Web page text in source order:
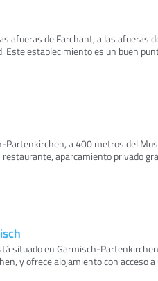
afueras de Farchant, a las afueras
Este establecimiento es un buen
Partenkirchen, a 400 metros del
aparcamiento privado
situado en Garmisch-
y ofrece alojamiento con acceso a